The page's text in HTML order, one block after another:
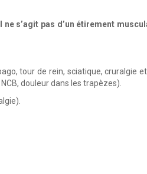
Il ne s’agit pas d’un étirement
tour de rein, sciatique, cruralgie
douleur dans les trapèzes).